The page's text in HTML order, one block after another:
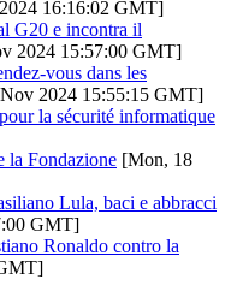
16:16:02 GMT]
G20 e incontra il
2024 15:57:00 GMT]
vous dans les
2024 15:55:15 GMT]
la sécurité informatique
la Fondazione [Mon, 18
Lula, baci e abbracci
GMT]
Ronaldo contro la